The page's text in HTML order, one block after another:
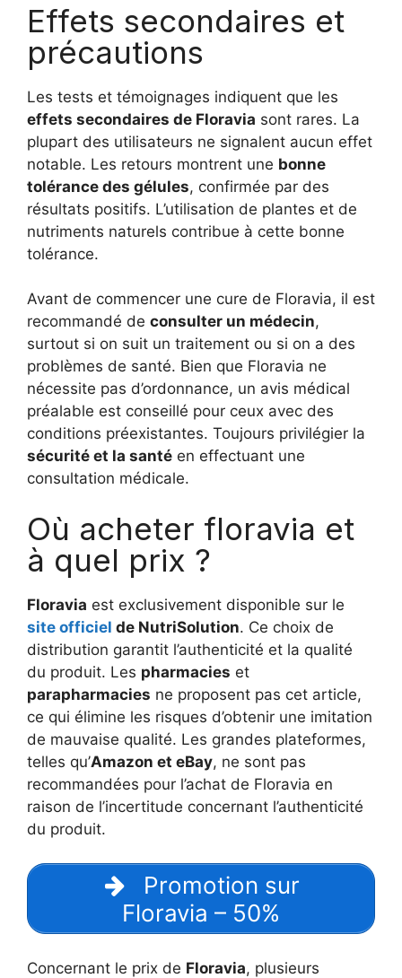
Effets secondaires et
précautions
Les tests et témoignages indiquent que les
effets secondaires de Floravia sont rares. La
plupart des utilisateurs ne signalent aucun effet
notable. Les retours montrent une bonne
tolérance des gélules, confirmée par des
résultats positifs. L’utilisation de plantes et de
nutriments naturels contribue à cette bonne
tolérance.
Avant de commencer une cure de Floravia, il est
recommandé de consulter un médecin,
surtout si on suit un traitement ou si on a des
problèmes de santé. Bien que Floravia ne
nécessite pas d’ordonnance, un avis médical
préalable est conseillé pour ceux avec des
conditions préexistantes. Toujours privilégier la
sécurité et la santé en effectuant une
consultation médicale.
Où acheter floravia et
à quel prix ?
Floravia est exclusivement disponible sur le
site officiel de NutriSolution. Ce choix de
distribution garantit l’authenticité et la qualité
du produit. Les pharmacies et
parapharmacies ne proposent pas cet article,
ce qui élimine les risques d’obtenir une imitation
de mauvaise qualité. Les grandes plateformes,
telles qu’Amazon et eBay, ne sont pas
recommandées pour l’achat de Floravia en
raison de l’incertitude concernant l’authenticité
du produit.
Promotion sur
Floravia – 50%
Concernant le prix de Floravia, plusieurs